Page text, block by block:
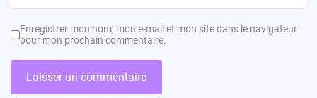
Enregistrer mon nom, mon e-mail et mon site dans le navigateur
pour mon prochain commentaire.